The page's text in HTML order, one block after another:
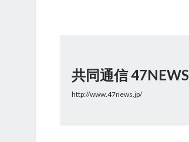
共同通信 47NEWS
http://www.47news.jp/